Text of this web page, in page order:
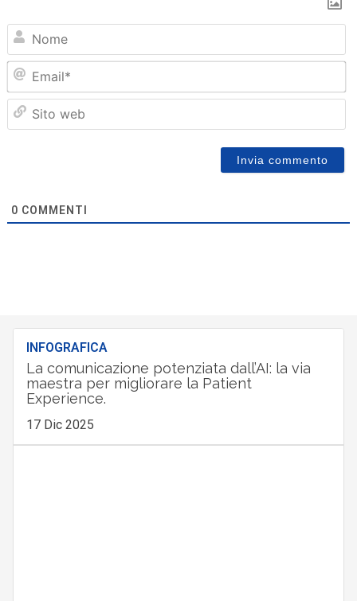
0 COMMENTI
INFOGRAFICA
La comunicazione potenziata dall’AI: la via
maestra per migliorare la Patient
Experience.
17 Dic 2025